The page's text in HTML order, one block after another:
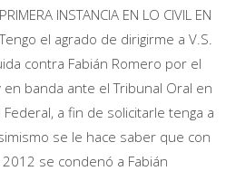
INSTANCIA EN LO CIVIL EN
de dirigirme a V.S.
contra Fabián Romero por el
banda ante el Tribunal Oral en
Federal, a fin de solicitarle tenga a
se le hace saber que con
se condenó a Fabián